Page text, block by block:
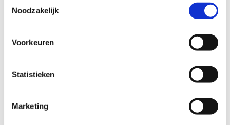
Noodzakelijk
Voorkeuren
Statistieken
Marketing